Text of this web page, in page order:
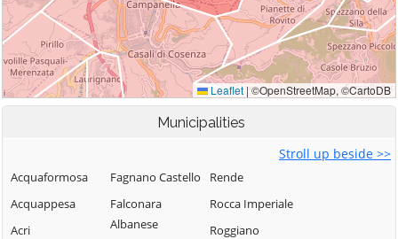
Municipalities
Stroll up beside >>
Acquaformosa
Acquappesa
Acri
Fagnano Castello
Falconara
Albanese
Rende
Rocca Imperiale
Roggiano